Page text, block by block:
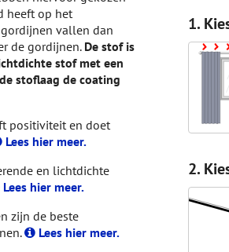
heeft op het
vallen dan
de gordijnen. De stof is
stof met een
stoflaag de coating
positiviteit en doet
Lees hier meer.
en lichtdichte
Lees hier meer.
zijn de beste
Lees hier meer.
1.
2.